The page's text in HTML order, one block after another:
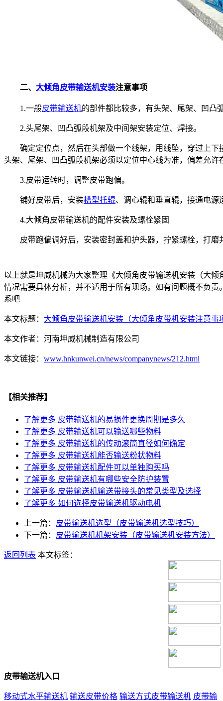
二、 大倾角皮带输送机安装注意事项
1.一般皮带输送机的部件都比较多，有头架、尾架、凹凸
2.头尾架、凹凸弧段机架及中间架安装定位、焊接。
确定定位点，然后在头部做一个线架，用线坠，穿过上下
头架、尾架、凹凸弧段机架必须以定位中心线为准，偏差允许
3.皮带运转时，调整皮带跑偏。
铺好皮带后，安装槽型托辊、调心辊和垂直辊，接通电
4.大倾角皮带输送机的配件安装及螺栓紧固
皮带跑偏调好后，安装密封盖和护头器，拧紧螺栓，打磨
以上就是坤威机械为大家整理《大倾角皮带输送机安装（大
情况需要具体分析，并不适用于所有现场。如有问题概不负
系吧
本文标题： 大倾角皮带输送机安装（大倾角皮带机安装注意事
本文作者： 河南坤威机械制造有限公司
本文链接： www.hnkunwei.cn/news/companynews/212.html
【相关推荐】
了解更多 皮带输送机的易损件更换周期是多久
了解更多 皮带输送机可以输送哪些物料
了解更多 皮带输送机的传动滚筒直径如何确定
了解更多 皮带输送机能否输送粉状物料
了解更多 皮带输送机配件可以单独购买吗
了解更多 皮带输送机有哪些安全防护装置
了解更多 皮带输送机输送带接头的常见类型及选择
了解更多 如何选择皮带输送机驱动电机
上一篇： 皮带输送机选型（皮带输送机选型技巧）
下一篇： 皮带输送机机架安装（皮带输送机安装方法）
返回列表 本文标签：
皮带输送机入口
移动式水平输送机 输送皮带价格 输送方式皮带输送机 皮带输